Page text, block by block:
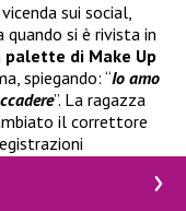
sui social,
quando si è rivista in
palette di Make Up
spiegando: “Io amo
”. La ragazza
il correttore
ha escluso questa
ero dello stesso